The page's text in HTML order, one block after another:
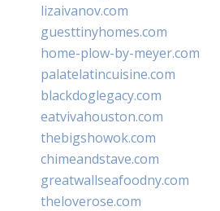
lizaivanov.com
guesttinyhomes.com
home-plow-by-meyer.com
palatelatincuisine.com
blackdoglegacy.com
eatvivahouston.com
thebigshowok.com
chimeandstave.com
greatwallseafoodny.com
theloverose.com